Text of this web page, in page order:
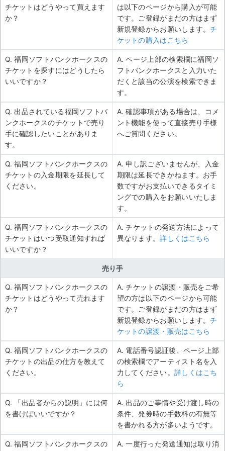
チケットはどうやって買えます
か？
は以下のページから購入が可能
です。ご登録がまだの方はまず
新規登録からお願いします。チ
ケットの購入はこちら
Q. 福岡ソフトバンクホークスの
チケットを探すにはどうしたら
いいですか？
A. ページ上部の検索欄に福岡ソ
フトバンクホークスと入力いた
だくと該当の公演を検索できま
す。
Q. 出品されている福岡ソフトバ
ンクホークスのチケットで売り
手に確認したいことがありま
す。
A. 確認事項がある場合は、コメ
ント機能を使って直接売り手様
へご質問ください。
Q. 福岡ソフトバンクホークスの
チケットの入金期限を延長して
ください。
A. 申し訳ございませんが、入金
期限は延長できかねます。お手
数ですがお支払いできるタイミ
ングでの購入をお願いいたしま
す。
Q. 福岡ソフトバンクホークスの
チケットはいつ受取通知すれば
いいですか？
A. チケットの発送方法によって
異なります。詳しくはこちら
売り手
Q. 福岡ソフトバンクホークスの
チケットはどうやって売れます
か？
A. チケットの譲渡・販売をご希
望の方は以下のページから可能
です。ご登録がまだの方はまず
新規登録からお願いします。チ
ケットの譲渡・販売はこちら
Q. 福岡ソフトバンクホークスの
チケットの出品の仕方を教えて
ください。
A. 電話番号認証後、ページ上部
の検索欄でアーティスト名を入
力してください。 詳しくはこち
ら
Q. 「出品者からの説明」には何
を書けばいいですか？
A. 出品のご事情や受け渡し時の
条件、発券時の手数料の有無等
を書かれる方が多いようです。
Q. 福岡ソフトバンクホークスの
A. 一度行った発送通知は取り消